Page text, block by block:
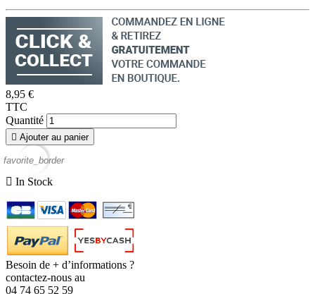
8,95 €
TTC
Quantité
 Ajouter au panier
favorite_border
 In Stock
Besoin de + d’informations ?
contactez-nous au
04 74 65 52 59